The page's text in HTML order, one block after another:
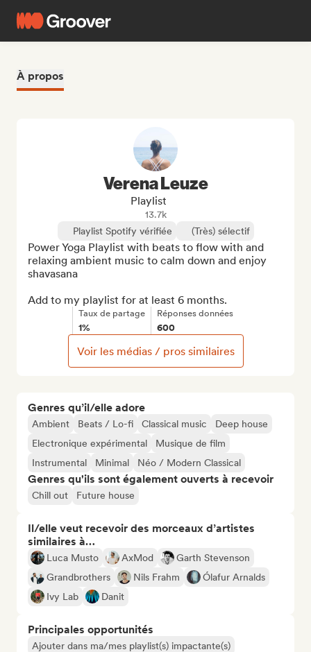
À propos
Genres qu’il/elle adore
Ambient Beats / Lo-fi Classical music
Deep house
Electronique expérimental
Musique de film
Instrumental
Minimal Néo / Modern Classical
Genres qu'ils sont également ouverts à recevoir
Chill out Future house
Il/elle veut recevoir des morceaux d’artistes
similaires à…
Luca Musto AxMod
Garth Stevenson
Grandbrothers
Nils Frahm
Ólafur Arnalds
Ivy Lab
Danit
Principales opportunités
Ajouter dans ma/mes playlist(s) impactante(s)
Verena Leuze
Playlist
13.7k
Playlist Spotify vérifiée
(Très) sélectif
Power Yoga Playlist with beats to flow with and
relaxing ambient music to calm down and enjoy
shavasana
Add to my playlist for at least 6 months.
Taux de partage
1%
Réponses données
600
Voir les médias / pros similaires